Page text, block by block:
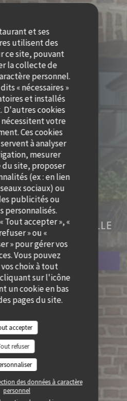
et ses
utilisent des
ce site, pouvant
la collecte de
personnel.
« nécessaires »
et installés
D'autres cookies
votre
Ces cookies
à analyser
mesurer
site, proposer
(ex : en lien
sociaux) ou
publicités ou
personnalisés.
Tout accepter », «
» ou «
» pour gérer vos
Vous pouvez
choix à tout
sur l'icône
un cookie en bas
pages du site.
accepter
refuser
des données à caractère
personnel
BOSSU
LILLE
RÉSERVER